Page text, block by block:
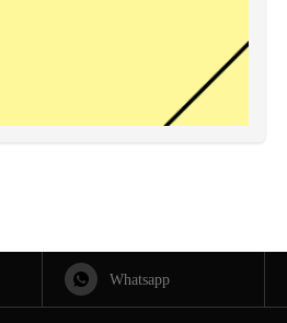
Whatsapp